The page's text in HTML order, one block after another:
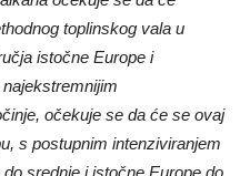
toplinskog vala u
istočne Europe i
očekuje se da će se ovaj
s postupnim intenziviranjem
srednje i istočne Europe do